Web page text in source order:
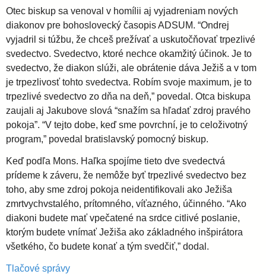
Otec biskup sa venoval v homílii aj vyjadreniam nových
diakonov pre bohoslovecký časopis ADSUM. “Ondrej
vyjadril si túžbu, že chceš prežívať a uskutočňovať trpezlivé
svedectvo. Svedectvo, ktoré nechce okamžitý účinok. Je to
svedectvo, že diakon slúži, ale obrátenie dáva Ježiš a v tom
je trpezlivosť tohto svedectva. Robím svoje maximum, je to
trpezlivé svedectvo zo dňa na deň,” povedal. Otca biskupa
zaujali aj Jakubove slová “snažím sa hľadať zdroj pravého
pokoja”. “V tejto dobe, keď sme povrchní, je to celoživotný
program,” povedal bratislavský pomocný biskup.
Keď podľa Mons. Haľka spojíme tieto dve svedectvá
prídeme k záveru, že nemôže byť trpezlivé svedectvo bez
toho, aby sme zdroj pokoja neidentifikovali ako Ježiša
zmrtvychvstalého, prítomného, víťazného, účinného. “Ako
diakoni budete mať vpečatené na srdce citlivé poslanie,
ktorým budete vnímať Ježiša ako základného inšpirátora
všetkého, čo budete konať a tým svedčiť,” dodal.
Tlačové správy